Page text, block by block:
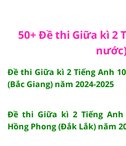
50+ Đề thi Giữa kì 2
Đề thi Giữa kì 2 Tiếng Anh
(Bắc Giang) năm 2024-2025
Đề thi Giữa kì 2 Tiếng Anh
Hồng Phong (Đắk Lắk) năm